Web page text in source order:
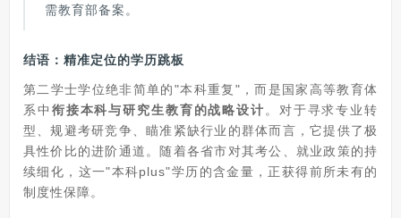
需教育部备案。
结语： 精准定位的学历跳板
第二学士学位绝非简单的"本科重复"，而是国家高等教育体
系中 衔接本科与研究生教育的战略设计。对于寻求专业转
型、规避考研竞争、瞄准紧缺行业的群体而言，它提供了极
具性价比的进阶通道。随着各省市对其考公、就业政策的持
续细化，这一"本科plus"学历的含金量，正获得前所未有的
制度性保障。